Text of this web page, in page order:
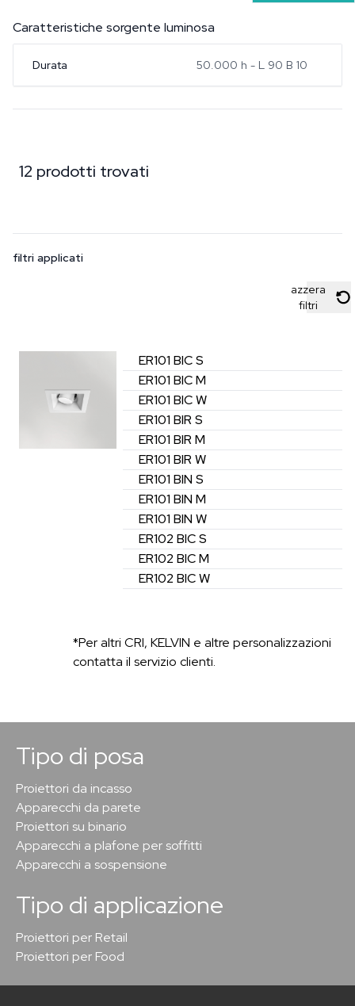
Caratteristiche sorgente luminosa
Durata 50.000 h - L 90 B 10
12 prodotti trovati
filtri applicati
azzera
filtri
ER101BIC S
ER101BIC M
ER101BIC W
ER101BIR S
ER101BIR M
ER101BIR W
ER101BIN S
ER101BIN M
ER101BIN W
ER102 BIC S
ER102 BIC M
ER102 BIC W
*Per altri CRI, KELVIN e altre personalizzazioni
contatta il servizio clienti.
Tipo di posa
Proiettori da incasso
Apparecchi da parete
Proiettori su binario
Apparecchi a plafone per soffitti
Apparecchi a sospensione
Tipo di applicazione
Proiettori per Retail
Proiettori per Food